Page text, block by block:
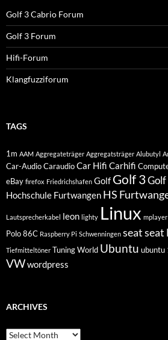
Golf 3 Cabrio Forum
Golf 3 Forum
Hifi-Forum
Klangfuzziforum
TAGS
1m AAM Aggregateträger Aggregatsträger Alubutyl
Car-AudioCaraudioCar Hifi Carhifi
eBay firefox Friedrichshafen Golf Golf 3
Hochschule Furtwangen HS
Lautsprecherkabel leon lighty Linux mplayer
Polo 86C Raspberry Pi Schwenningen seatseat
Tiefmitteltöner Tuning World Ubuntu ubuntu
VWwordpress
ARCHIVES
Archives